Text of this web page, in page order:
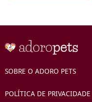
SOBRE O ADORO PETS
POLÍTICA DE PRIVACIDADE